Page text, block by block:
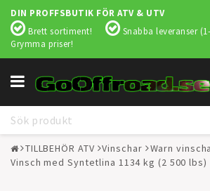
DIN PROFFSBUTIK FÖR ATV & UTV
Brett sortiment!
Snabba leveranser
Grymma priser!
Toggle
navigation
TILLBEHÖR ATV Vinschar Warn
Vinsch med Syntetlina 1134 kg (2 500 lbs)